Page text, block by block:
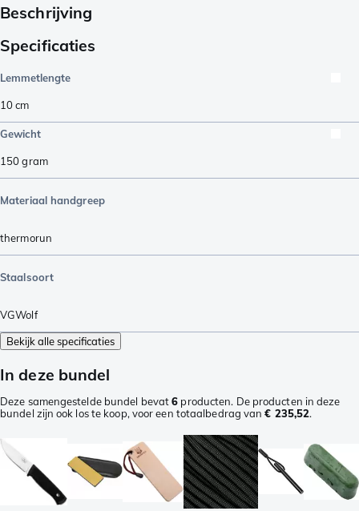
Beschrijving
Specificaties
Lemmetlengte
10cm
Gewicht
150gram
Materiaal handgreep
thermorun
Staalsoort
VGWolf
Bekijk alle specificaties
In deze bundel
Deze samengestelde bundel bevat6 producten. De producten in deze
bundel zijn ook los te koop, voor een totaalbedrag van€ 235,52.